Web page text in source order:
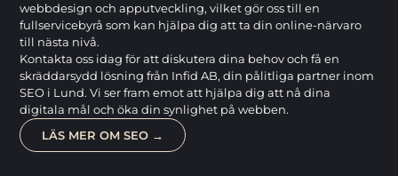
webbdesign och apputveckling, vilket gör oss till en
fullservicebyrå som kan hjälpa dig att ta din online-närvaro
till nästa nivå.
Kontakta oss idag för att diskutera dina behov och få en
skräddarsydd lösning från Infid AB, din pålitliga partner inom
SEO i Lund. Vi ser fram emot att hjälpa dig att nå dina
digitala mål och öka din synlighet på webben.
LÄS MER OM SEO →